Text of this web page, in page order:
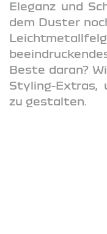
Eleganz und
dem Duster
Beste daran?
Styling-Extras,
zu gestalten.